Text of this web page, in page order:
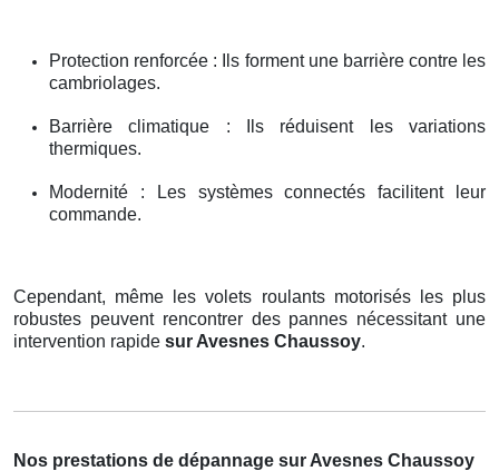
Protection renforcée : Ils forment une barrière contre les
cambriolages.
Barrière climatique : Ils réduisent les variations
thermiques.
Modernité : Les systèmes connectés facilitent leur
commande.
Cependant, même les volets roulants motorisés les plus
robustes peuvent rencontrer des pannes nécessitant une
intervention rapide sur Avesnes Chaussoy.
Nos prestations de dépannage sur Avesnes Chaussoy